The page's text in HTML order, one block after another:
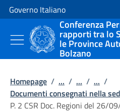
Vai al contenuto
Vai alla navigazione del sito
Governo Italiano
Conferenza
rapporti tra lo
le Province
Bolzano
Homepage / ... / ... / ... /
Documenti consegnati nella
P. 2 CSR Doc. Regioni del 26/